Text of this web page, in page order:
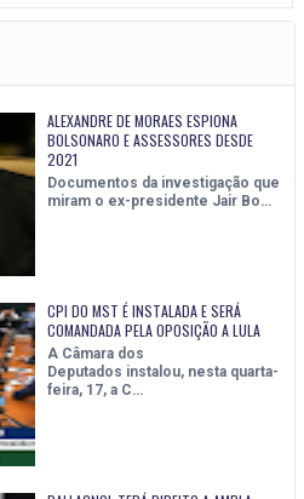
ALEXANDRE DE MORAES ESPIONA
BOLSONARO E ASSESSORES DESDE
2021
Documentos da investigação que
miram o ex-presidente Jair Bo…
CPI DO MST É INSTALADA E SERÁ
COMANDADA PELA OPOSIÇÃO A LULA
A Câmara dos
Deputados instalou, nesta quarta-
feira, 17, a C…